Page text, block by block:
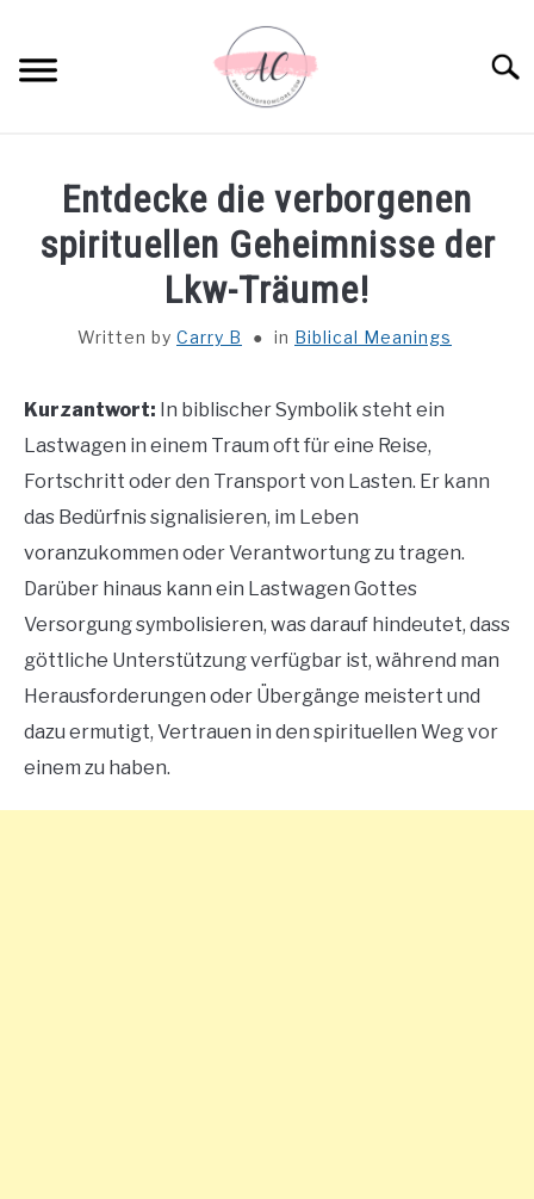
content
SPIRITUAL MEANINGS
DREAM MEANINGS
ASTROLOGY
ABOUT US
Entdecke die verborgenen
spirituellen Geheimnisse der
Lkw-Träume!
Written by Carry B in Biblical Meanings
Kurzantwort: In biblischer Symbolik steht ein
Lastwagen in einem Traum oft für eine Reise,
Fortschritt oder den Transport von Lasten. Er kann
das Bedürfnis signalisieren, im Leben
voranzukommen oder Verantwortung zu tragen.
Darüber hinaus kann ein Lastwagen Gottes
Versorgung symbolisieren, was darauf hindeutet, dass
göttliche Unterstützung verfügbar ist, während man
Herausforderungen oder Übergänge meistert und
dazu ermutigt, Vertrauen in den spirituellen Weg vor
einem zu haben.